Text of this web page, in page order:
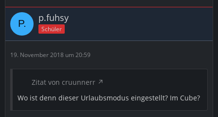
p.fuhsy
Schüler
19. November 2018 um 20:59
Zitat von cruunnerr
Wo ist denn dieser Urlaubsmodus eingestellt? Im Cube?